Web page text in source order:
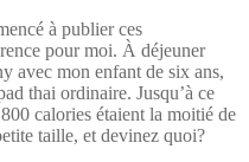
à publier ces
pour moi. À déjeuner
avec mon enfant de six ans,
thai ordinaire. Jusqu’à ce
calories étaient la moitié de
taille, et devinez quoi?